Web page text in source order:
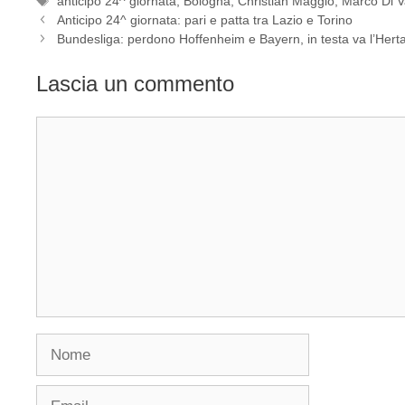
Anticipo 24^ giornata: pari e patta tra Lazio e Torino
Bundesliga: perdono Hoffenheim e Bayern, in testa va l’Herta
Lascia un commento
Nome
Email